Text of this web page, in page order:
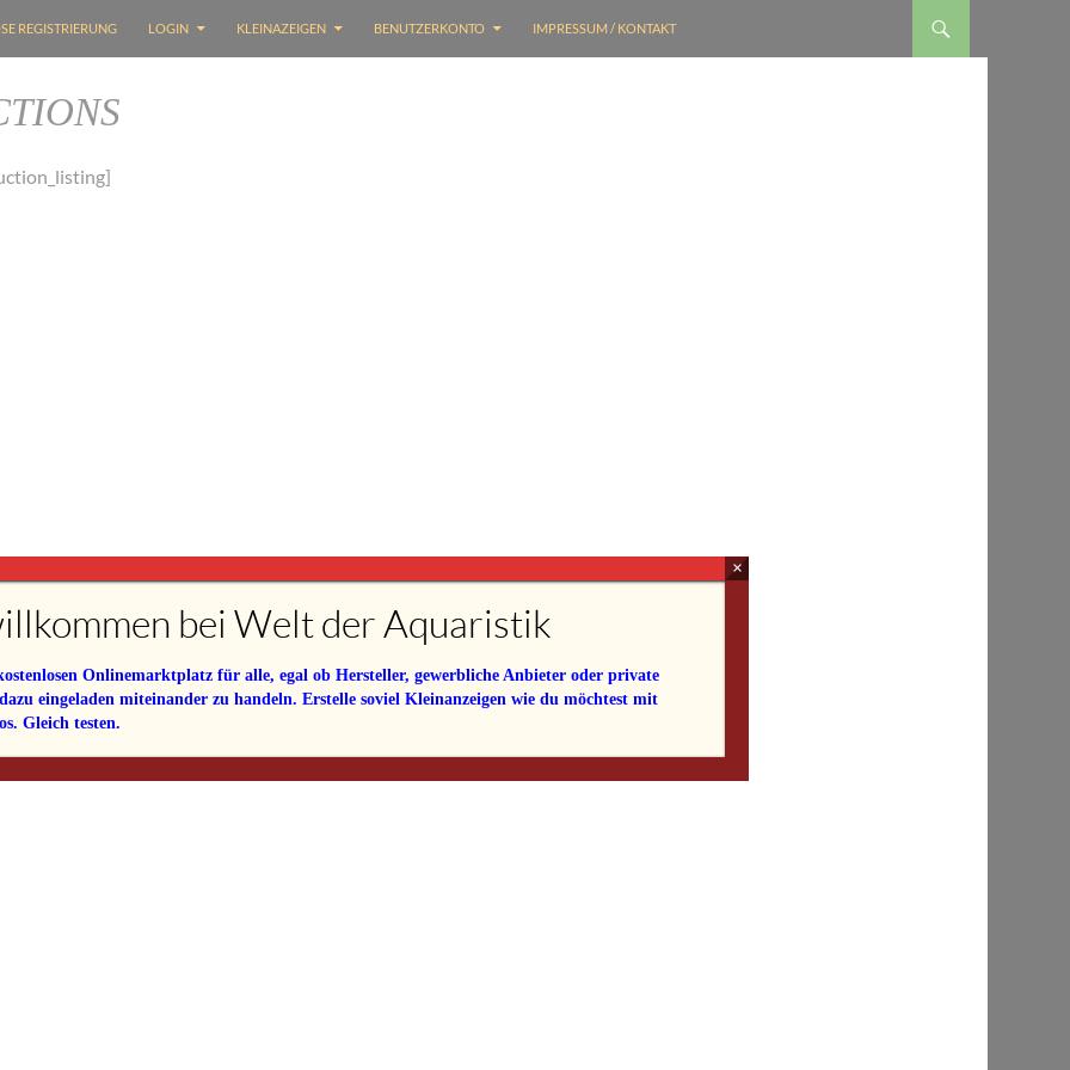
REGISTRIERUNG LOGIN KLEINAZEIGEN BENUTZERKONTO IMPRESSUM / KONTAKT
bei Welt der Aquaristik
Onlinemarktplatz für alle, egal ob Hersteller, gewerbliche Anbieter oder private
eingeladen miteinander zu handeln. Erstelle soviel Kleinanzeigen wie du möchtest mit
Gleich testen.
×